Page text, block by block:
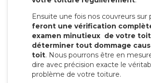
Ensuite une fois nos couvreurs sur
feront une vérification
examen minutieux de votre
déterminer tout dommage
toit. Nous pourrons être en
dire avec précision exacte le
problème de votre toiture.